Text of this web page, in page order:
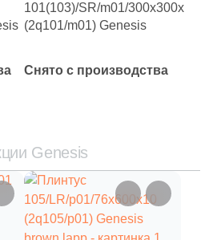
101(103)/SR/m01/300x300x10/
(2q101/m01) Genesis
Снято с производства
Genesis